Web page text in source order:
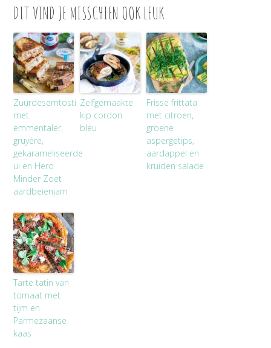
DIT VIND JE MISSCHIEN OOK LEUK
Zuurdesemtosti
met
emmentaler,
gruyère,
gekarameliseerde
ui en Hero
Minder Zoet
aardbeienjam
Zelfgemaakte
kip cordon
bleu
Frisse frittata
met citroen,
groene
aspergetips,
aardappel en
kruiden salade
Tarte tatin van
tomaat met
tijm en
Parmezaanse
kaas